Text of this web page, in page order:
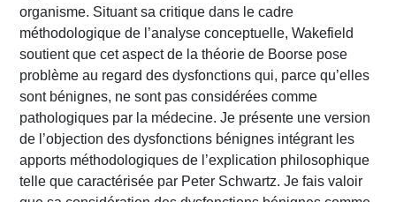
organisme. Situant sa critique dans le cadre
méthodologique de l’analyse conceptuelle, Wakefield
soutient que cet aspect de la théorie de Boorse pose
problème au regard des dysfonctions qui, parce qu’elles
sont bénignes, ne sont pas considérées comme
pathologiques par la médecine. Je présente une version
de l’objection des dysfonctions bénignes intégrant les
apports méthodologiques de l’explication philosophique
telle que caractérisée par Peter Schwartz. Je fais valoir